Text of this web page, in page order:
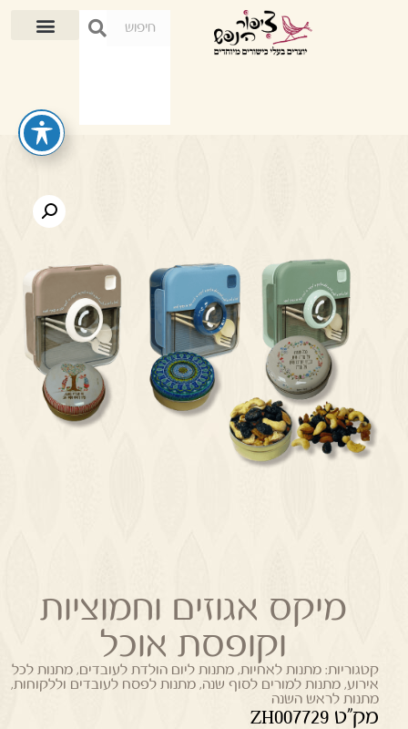
מיקס אגוזים וחמוציות
וקופסת אוכל
קטגוריות: מתנות לאחיות,מתנות ליום הולדת לעובדים,מתנות לכל
אירוע,מתנות למורים לסוף שנה,מתנות לפסח לעובדים וללקוחות,
מתנות לראש השנה
מק"ט ZH007729